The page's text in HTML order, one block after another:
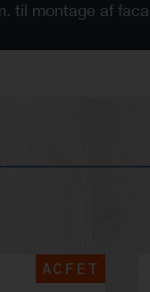
til montage af
ACFET